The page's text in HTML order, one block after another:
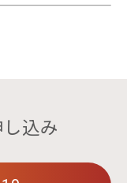
込み